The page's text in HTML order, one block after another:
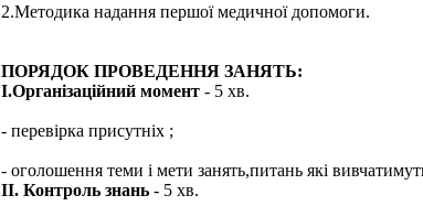
2.Методика надання першої медичної допомоги.
ПОРЯДОК ПРОВЕДЕННЯ ЗАНЯТЬ:
І.Органiзацiйний момент - 5 хв.
- перевiрка присутнiх ;
- оголошення теми i мети занять,питань якi
ІІ. Контроль знань - 5 хв.